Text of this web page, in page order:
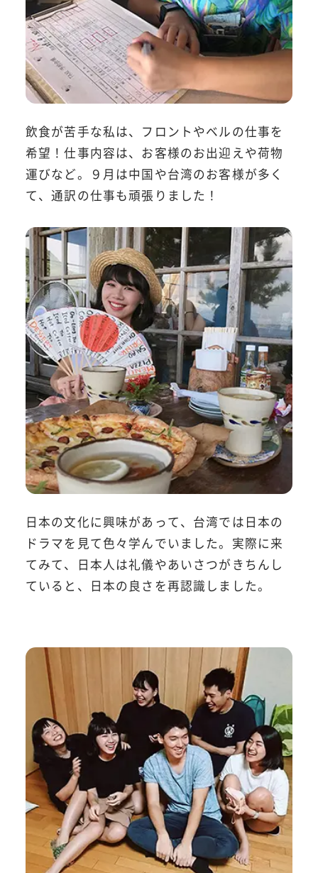
飲食が苦手な私は、フロントやベルの仕事を
希望！仕事内容は、お客様のお出迎えや荷物
運びなど。９月は中国や台湾のお客様が多く
て、通訳の仕事も頑張りました！
日本の文化に興味があって、台湾では日本の
ドラマを見て色々学んでいました。実際に来
てみて、日本人は礼儀やあいさつがきちんし
ていると、日本の良さを再認識しました。